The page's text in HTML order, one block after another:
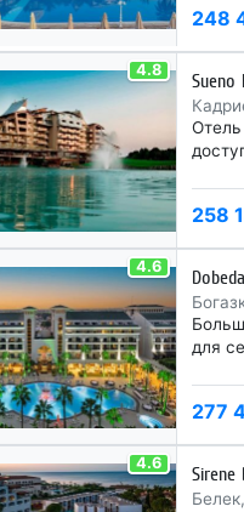
248
4.8
Sueno
258
4.6
для
277
4.6
Sirene